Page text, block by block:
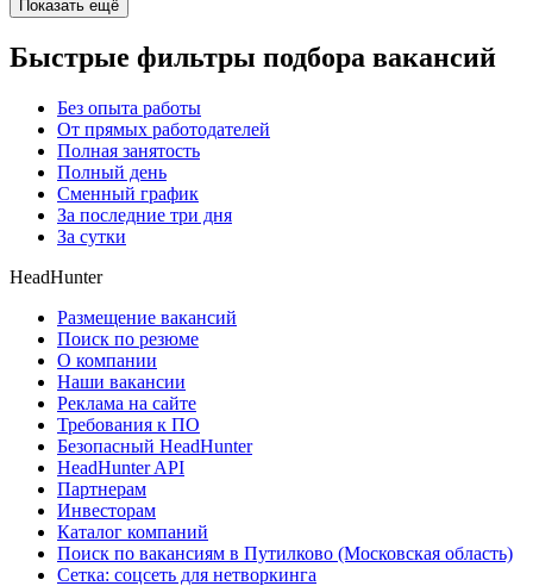
Показать ещё
Быстрые фильтры подбора вакансий
Без опыта работы
От прямых работодателей
Полная занятость
Полный день
Сменный график
За последние три дня
За сутки
HeadHunter
Размещение вакансий
Поиск по резюме
О компании
Наши вакансии
Реклама на сайте
Требования к ПО
Безопасный HeadHunter
HeadHunter API
Партнерам
Инвесторам
Каталог компаний
Поиск по вакансиям в Путилково (Московская область)
Сетка: соцсеть для нетворкинга